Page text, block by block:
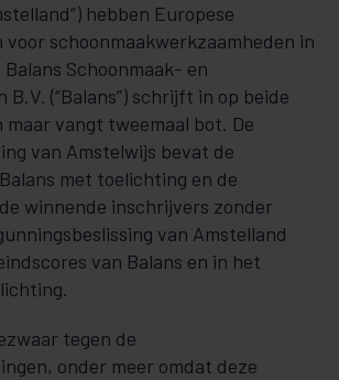
hebben Europese
voor schoonmaakwerkzaamheden in
Schoonmaak- en
(“Balans”) schrijft in op beide
maar vangt tweemaal bot. De
van Amstelwijs bevat de
met toelichting en de
winnende inschrijvers zonder
van Amstelland
van Balans en in het
tegen de
onder meer omdat deze